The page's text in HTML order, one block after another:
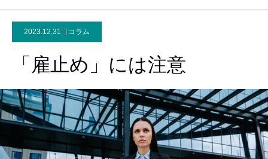
2023.12.31 コラム
「雇止め」には注意